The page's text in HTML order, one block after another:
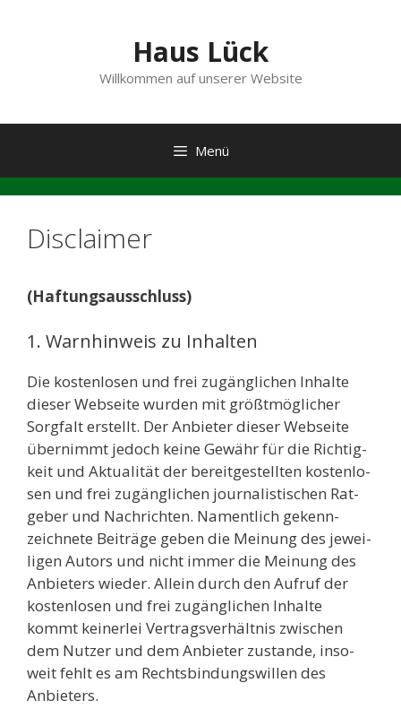
Haus Lück
Willkommen auf unserer Website
Menü
Disclaimer
(Haf­tungs­aus­schluss)
1. Warnhinweis zu Inhalten
Die kos­ten­lo­sen und frei zugäng­li­chen Inhal­te
die­ser Web­sei­te wur­den mit größt­mög­li­cher
Sorg­falt erstellt. Der Anbie­ter die­ser Web­sei­te
über­nimmt jedoch kei­ne Gewähr für die Rich­tig­
keit und Aktua­li­tät der bereit­ge­stell­ten kos­ten­lo­
sen und frei zugäng­li­chen jour­na­lis­ti­schen Rat­
ge­ber und Nach­rich­ten. Nament­lich gekenn­
zeich­ne­te Bei­trä­ge geben die Mei­nung des jewei­
li­gen Autors und nicht immer die Mei­nung des
Anbie­ters wie­der. Allein durch den Auf­ruf der
kos­ten­lo­sen und frei zugäng­li­chen Inhal­te
kommt kei­ner­lei Ver­trags­ver­hält­nis zwi­schen
dem Nut­zer und dem Anbie­ter zustan­de, inso­
weit fehlt es am Rechts­bin­dungs­wil­len des
Anbie­ters.